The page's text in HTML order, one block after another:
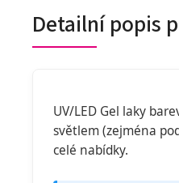
Detailní popis
UV/LED Gel laky
světlem (zejména
celé nabídky.